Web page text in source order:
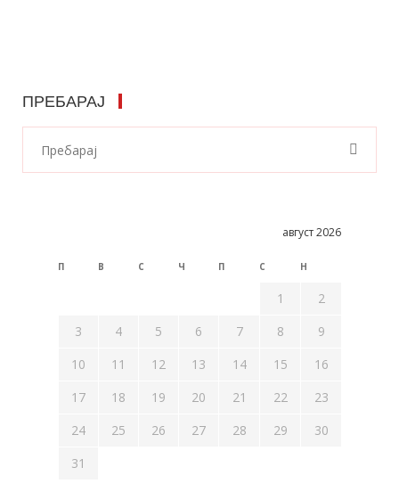
ПРЕБАРАЈ
август 2026
П В С Ч П С Н
1
2
3
4 5 6 7 8
9
10
11 12 13 14 15
16
17
18 19 20 21 22
23
24
25 26 27 28 29
30
31